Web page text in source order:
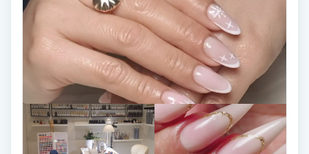
Fransfärgning
Fransförlängning
Fransförlängning Megavolym
Fransförlängning Volym